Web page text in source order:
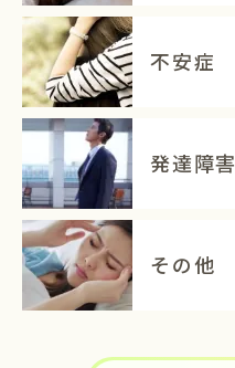
不安症
発達障害
その他